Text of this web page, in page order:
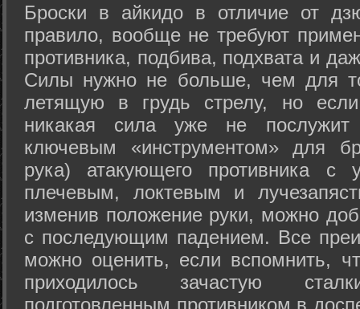
Броски в айкидо в отличие от
правило, вообще не требуют
противника, подбива, подхвата и
Силы нужно не больше, чем для
летящую в грудь стрелу, но
никакая сила уже не
ключевым «инструментом» для
рука) атакующего противника с
плечевым, локтевым и
изменив положение руки, можно
с последующим падением. Все
можно оценить, если вспомнить,
приходилось зачастую
подготовленным противником в